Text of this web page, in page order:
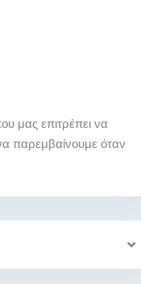
μας επιτρέπει να
παρεμβαίνουμε όταν